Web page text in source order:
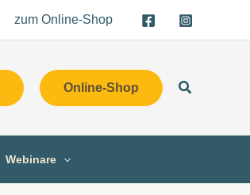
zum Online-Shop
Online-Shop Suchen
Webinare